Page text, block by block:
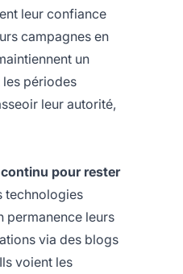
leur confiance
campagnes en
un
périodes
leur autorité,
pour rester
technologies
permanence leurs
via des blogs
voient les